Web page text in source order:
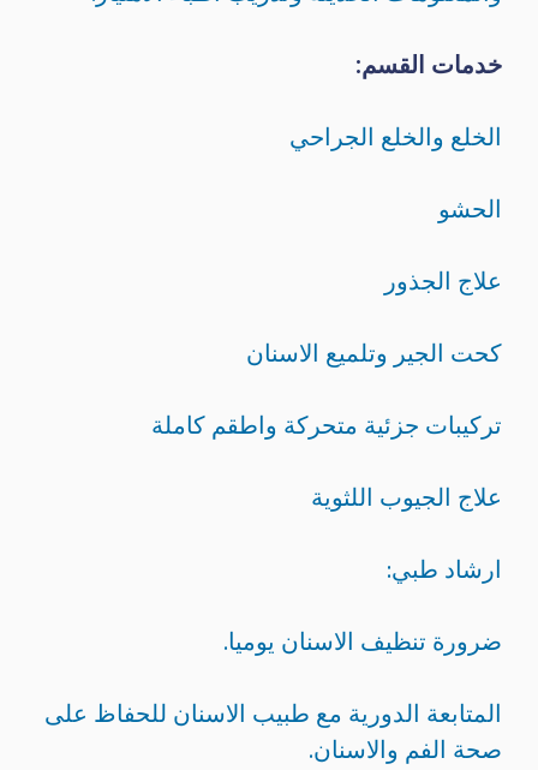
خدمات القسم:
الخلع والخلع الجراحي
الحشو
علاج الجذور
كحت الجير وتلميع الاسنان
تركيبات جزئية متحركة واطقم كاملة
علاج الجيوب اللثوية
ارشاد طبي:
ضرورة تنظيف الاسنان يوميا.
المتابعة الدورية مع طبيب الاسنان للحفاظ على
صحة الفم والاسنان.